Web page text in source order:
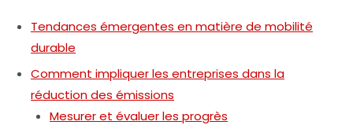
Tendances émergentes en matière de mobilité
durable
Comment impliquer les entreprises dans la
réduction des émissions
Mesurer et évaluer les progrès